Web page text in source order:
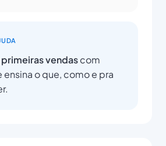
vendascom
o que, como e pra